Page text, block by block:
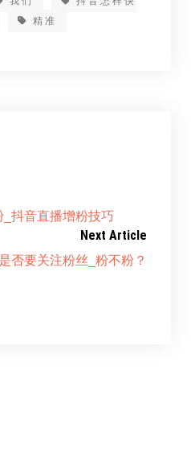
精准
抖音直播增粉技巧
Next Article
否要关注粉丝_粉不粉？